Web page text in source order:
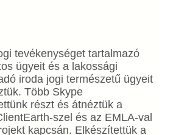
tevékenységet tartalmazó
ügyeit és a lakossági
iroda jogi természetű ügyeit
Több Skype
részt és átnéztük a
szel és az EMLA-val
kapcsán. Elkészítettük a